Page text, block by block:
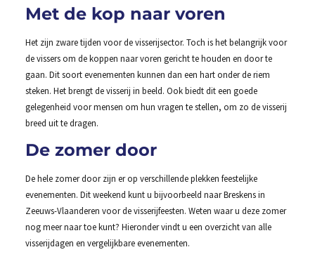
Met de kop naar voren
Het zijn zware tijden voor de visserijsector. Toch is het belangrijk voor
de vissers om de koppen naar voren gericht te houden en door te
gaan. Dit soort evenementen kunnen dan een hart onder de riem
steken. Het brengt de visserij in beeld. Ook biedt dit een goede
gelegenheid voor mensen om hun vragen te stellen, om zo de visserij
breed uit te dragen.
De zomer door
De hele zomer door zijn er op verschillende plekken feestelijke
evenementen. Dit weekend kunt u bijvoorbeeld naar Breskens in
Zeeuws-Vlaanderen voor de visserijfeesten. Weten waar u deze zomer
nog meer naar toe kunt? Hieronder vindt u een overzicht van alle
visserijdagen en vergelijkbare evenementen.